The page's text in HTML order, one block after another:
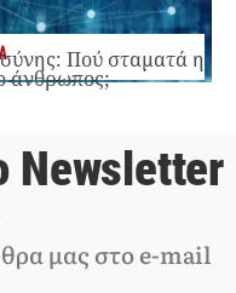
Πού σταματά η
άνθρωπος;
Newsletter
μας στο e-mail